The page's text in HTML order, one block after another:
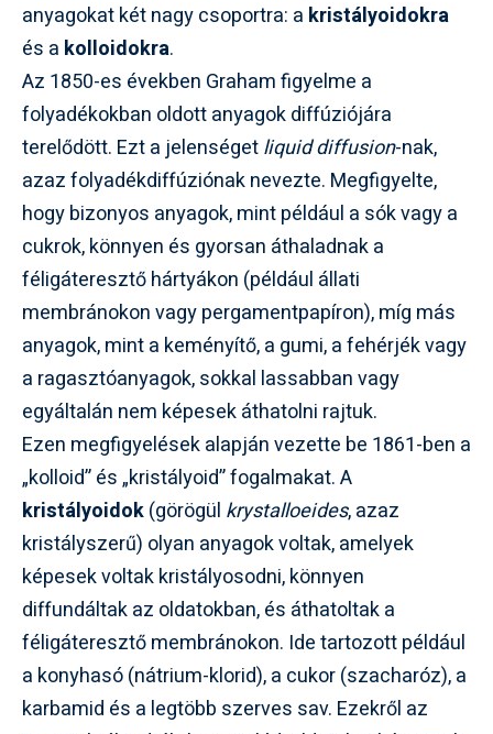
anyagokat két nagy csoportra: a kristályoidokra
és a kolloidokra.
Az 1850-es években Graham figyelme a
folyadékokban oldott anyagok diffúziójára
terelődött. Ezt a jelenségetliquid diffusion-nak,
azaz folyadékdiffúziónak nevezte. Megfigyelte,
hogy bizonyos anyagok, mint például a sók vagy a
cukrok, könnyen és gyorsan áthaladnak a
féligáteresztő hártyákon (például állati
membránokon vagy pergamentpapíron), míg más
anyagok, mint a keményítő, a gumi, a fehérjék vagy
a ragasztóanyagok, sokkal lassabban vagy
egyáltalán nem képesek áthatolni rajtuk.
Ezen megfigyelések alapján vezette be 1861-ben a
„kolloid” és „kristályoid” fogalmakat. A
kristályoidok(görögül krystalloeides, azaz
kristályszerű) olyan anyagok voltak, amelyek
képesek voltak kristályosodni, könnyen
diffundáltak az oldatokban, és áthatoltak a
féligáteresztő membránokon. Ide tartozott például
a konyhasó (nátrium-klorid), a cukor (szacharóz), a
karbamid és a legtöbb szerves sav. Ezekről az